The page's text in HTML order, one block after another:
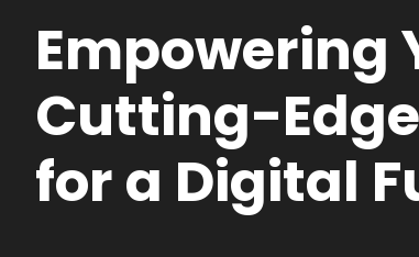
Empowering
Cutting-
for a Digital